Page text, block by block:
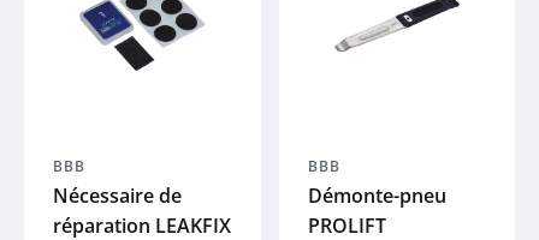
BBB
Nécessaire de
réparation LEAKFIX
BBB
Démonte-pneu
PROLIFT